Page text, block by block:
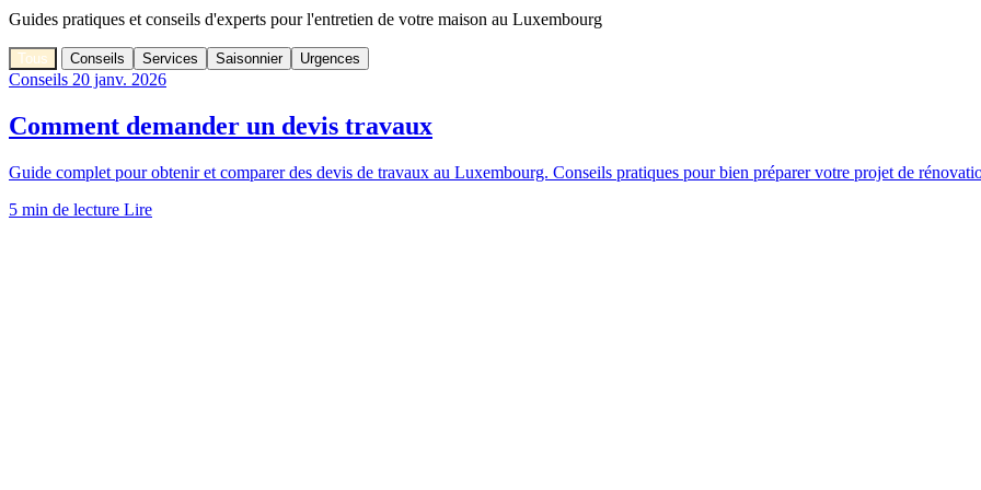
Guides pratiques et conseils d'experts pour l'entretien de votre maison au Luxembourg
Tous Conseils Services Saisonnier Urgences
Conseils 20 janv. 2026
Comment demander un devis travaux
Guide complet pour obtenir et comparer des devis de travaux au Luxembourg. Conseils pratiques pour bien préparer votre projet de
5 min de lecture Lire